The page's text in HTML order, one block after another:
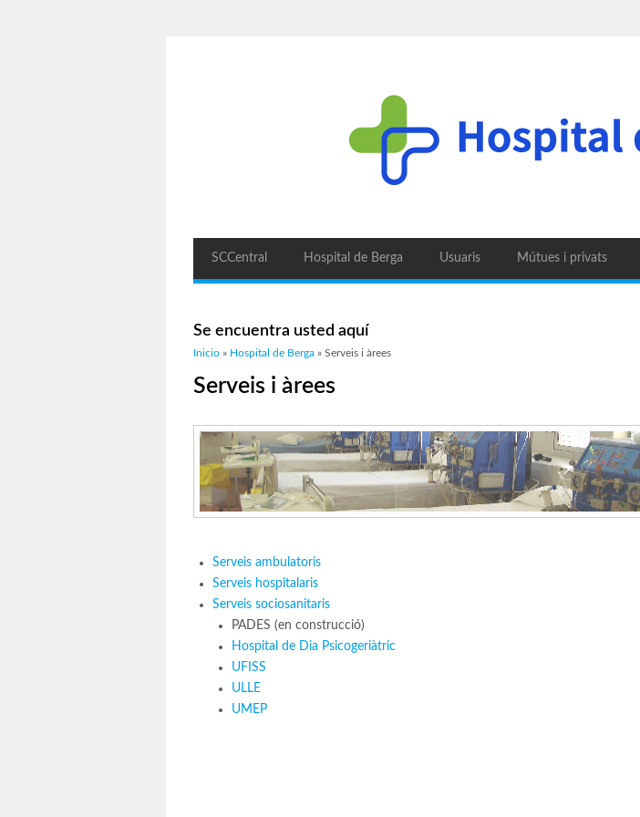
SCCentral Hospital de Berga Usuaris Mútues i privats
Se encuentra usted aquí
Inicio » Hospital de Berga » Serveis i àrees
Serveis i àrees
Serveis ambulatoris
Serveis hospitalaris
Serveis sociosanitaris
PADES (en construcció)
Hospital de Dia Psicogeriàtric
UFISS
ULLE
UMEP